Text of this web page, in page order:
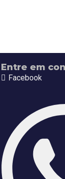
Entre em
Facebook